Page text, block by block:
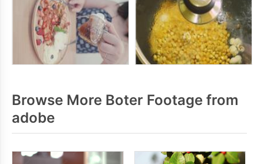
Browse More Boter Footage from
adobe